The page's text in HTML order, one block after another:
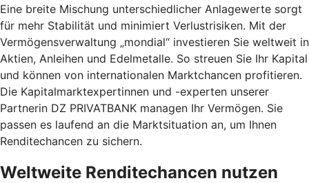
Eine breite Mischung unterschiedlicher Anlagewerte sorgt
für mehr Stabilität und minimiert Verlustrisiken. Mit der
Vermögensverwaltung „mondial“ investieren Sie weltweit in
Aktien, Anleihen und Edelmetalle. So streuen Sie Ihr Kapital
und können von internationalen Marktchancen profitieren.
Die Kapitalmarktexpertinnen und -experten unserer
Partnerin DZ PRIVATBANK managen Ihr Vermögen. Sie
passen es laufend an die Marktsituation an, um Ihnen
Renditechancen zu sichern.
Weltweite Renditechancen nutzen